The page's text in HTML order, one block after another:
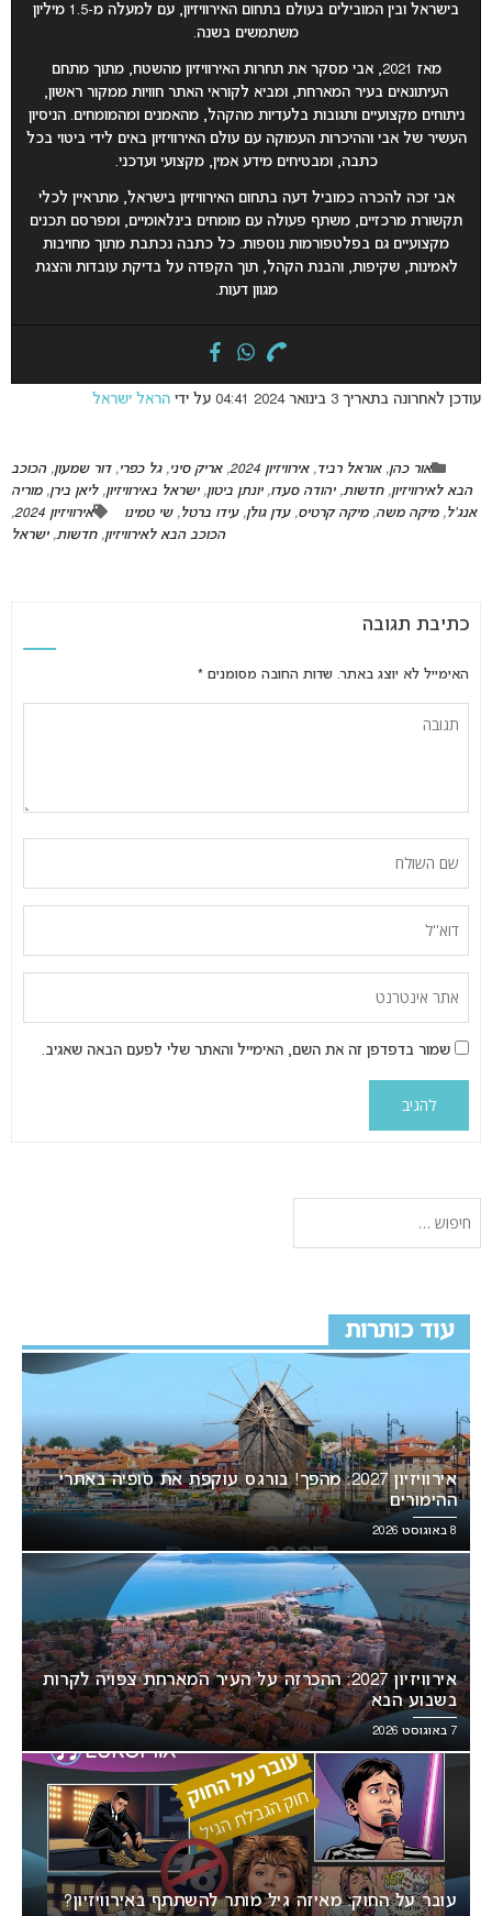
בישראל ובין המובילים בעולם בתחום האירוויזיון, עם למעלה מ-1.5 מיליון
משתמשים בשנה.
מאז 2021, אבי מסקר את תחרות האירוויזיון מהשטח, מתוך מתחם
העיתונאים בעיר המארחת, ומביא לקוראי האתר חוויות ממקור ראשון,
ניתוחים מקצועיים ותגובות בלעדיות מהקהל, מהאמנים ומהמומחים. הניסיון
העשיר של אבי וההיכרות העמוקה עם עולם האירוויזיון באים לידי ביטוי בכל
כתבה, ומבטיחים מידע אמין, מקצועי ועדכני.
אבי זכה להכרה כמוביל דעה בתחום האירוויזיון בישראל, מתראיין לכלי
תקשורת מרכזיים, משתף פעולה עם מומחים בינלאומיים, ומפרסם תכנים
מקצועיים גם בפלטפורמות נוספות. כל כתבה נכתבת מתוך מחויבות
לאמינות, שקיפות, והבנת הקהל, תוך הקפדה על בדיקת עובדות והצגת
מגוון דעות.
עודכן לאחרונה בתאריך 3 בינואר 2024 04:41 על ידי הראל ישראל
אור כהן, אוראל רביד, אירוויזיון 2024 , אריק סיני, גל כפרי, דור שמעון, הכוכב
הבא לאירוויזיון, חדשות, יהודה סעדו, יונתן ביטון, ישראל באירוויזיון, ליאן בירן, מוריה
אנג'ל, מיקה משה, מיקה קרטיס, עדן גולן, עידו ברטל, שי טמינו אירוויזיון 2024
,
הכוכב הבא לאירוויזיון, חדשות, ישראל
כתיבת תגובה
האימייל לא יוצג באתר. שדות החובה מסומנים *
שמור בדפדפן זה את השם, האימייל והאתר שלי לפעם הבאה שאגיב.
עוד כותרות
אירוויזיון 2027: מהפך! בורגס עוקפת את סופיה באתרי
ההימורים
8 באוגוסט 2026
אירוויזיון 2027: ההכרזה על העיר המארחת צפויה לקרות
בשבוע הבא
7 באוגוסט 2026
עובר על החוק: מאיזה גיל מותר להשתתף באירוויזיון?